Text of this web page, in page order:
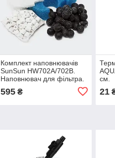
Комплект наповнювачів
SunSun HW702А/702В.
Наповнювач для фільтра.
595₴
cм.
21